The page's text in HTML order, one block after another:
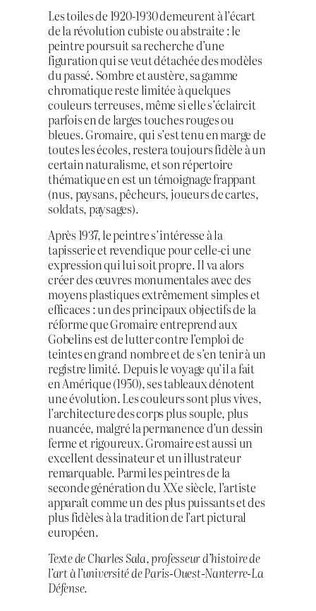
Les toiles de 1920-1930 demeurent à l’écart
de la révolution cubiste ou abstraite : le
peintre poursuit sa recherche d’une
figuration qui se veut détachée des modèles
du passé. Sombre et austère, sa gamme
chromatique reste limitée à quelques
couleurs terreuses, même si elle s’éclaircit
parfois en de larges touches rouges ou
bleues. Gromaire, qui s’est tenu en marge de
toutes les écoles, restera toujours fidèle à un
certain naturalisme, et son répertoire
thématique en est un témoignage frappant
(nus, paysans, pêcheurs, joueurs de cartes,
soldats, paysages).
Après 1937, le peintre s’intéresse à la
tapisserie et revendique pour celle-ci une
expression qui lui soit propre. Il va alors
créer des œuvres monumentales avec des
moyens plastiques extrêmement simples et
efficaces : un des principaux objectifs de la
réforme que Gromaire entreprend aux
Gobelins est de lutter contre l’emploi de
teintes en grand nombre et de s’en tenir à un
registre limité. Depuis le voyage qu’il a fait
en Amérique (1950), ses tableaux dénotent
une évolution. Les couleurs sont plus vives,
l’architecture des corps plus souple, plus
nuancée, malgré la permanence d’un dessin
ferme et rigoureux. Gromaire est aussi un
excellent dessinateur et un illustrateur
remarquable. Parmi les peintres de la
seconde génération du XXe siècle, l’artiste
apparaît comme un des plus puissants et des
plus fidèles à la tradition de l’art pictural
européen.
Texte de Charles Sala, professeur d’histoire de
l’art à l’université de Paris-Ouest-Nanterre-La
Défense.